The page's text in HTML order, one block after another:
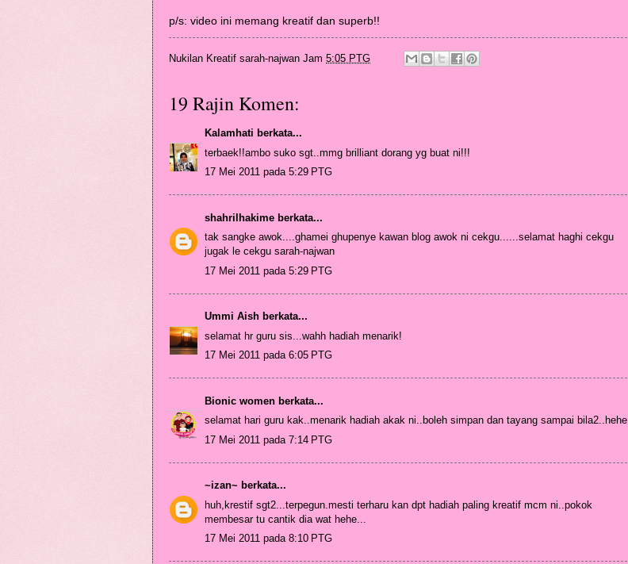
p/s: video ini memang kreatif dan superb!!
Nukilan Kreatif sarah-najwan Jam 5:05 PTG
19 Rajin Komen:
Kalamhati berkata...
terbaek!!ambo suko sgt..mmg brilliant dorang yg buat ni!!!
17 Mei 2011 pada 5:29 PTG
shahrilhakime berkata...
tak sangke awok....ghamei ghupenye kawan blog awok ni cekgu......selamat haghi cekgu
jugak le cekgu sarah-najwan
17 Mei 2011 pada 5:29 PTG
Ummi Aish berkata...
selamat hr guru sis...wahh hadiah menarik!
17 Mei 2011 pada 6:05 PTG
Bionic women berkata...
selamat hari guru kak..menarik hadiah akak ni..boleh simpan dan tayang sampai bila2..hehe
17 Mei 2011 pada 7:14 PTG
~izan~ berkata...
huh,krestif sgt2...terpegun.mesti terharu kan dpt hadiah paling kreatif mcm ni..pokok
membesar tu cantik dia wat hehe...
17 Mei 2011 pada 8:10 PTG